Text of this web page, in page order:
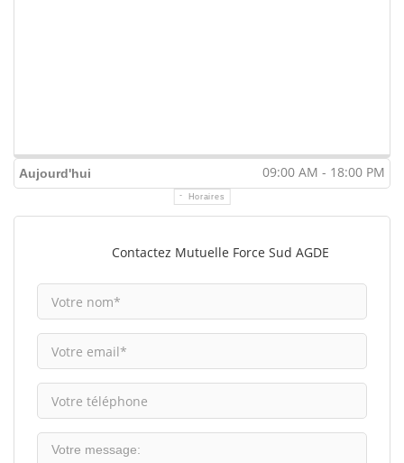
Aujourd'hui 09:00 AM - 18:00 PM
Horaires
Contactez Mutuelle Force Sud AGDE